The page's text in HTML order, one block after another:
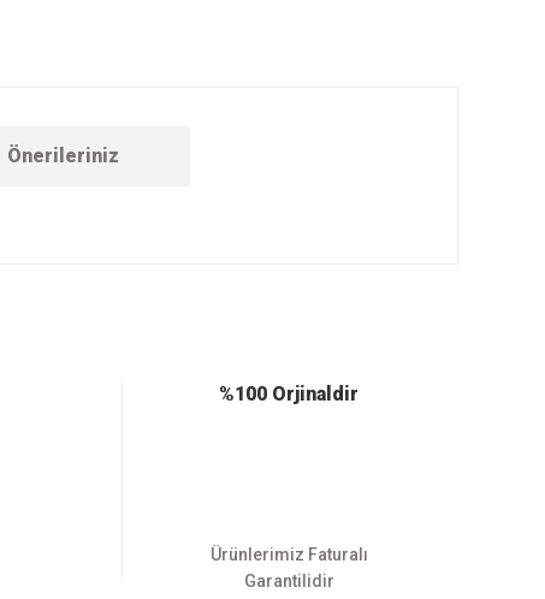
Önerileriniz
%100 Orjinaldir
Ürünlerimiz Faturalı
Garantilidir